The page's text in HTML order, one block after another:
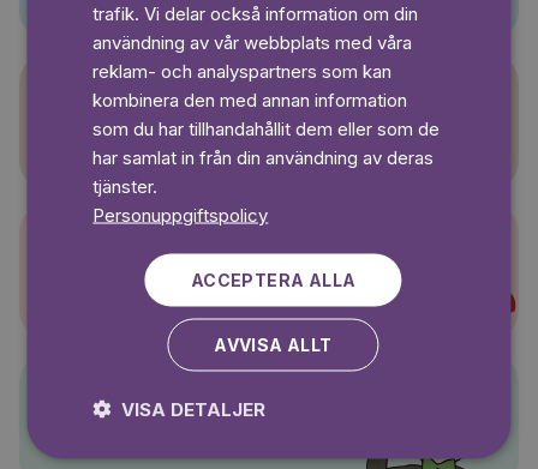
Sagasagor
Super-Charlie
Pelle Svanslös
trafik. Vi delar också information om din
användning av vår webbplats med våra
reklam- och analyspartners som kan
kombinera den med annan information
som du har tillhandahållit dem eller som de
har samlat in från din användning av deras
tjänster.
Personuppgiftspolicy
ACCEPTERA ALLA
AVVISA ALLT
VISA DETALJER